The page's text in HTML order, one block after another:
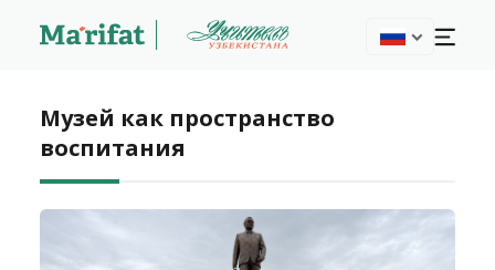
Музей как пространство
воспитания